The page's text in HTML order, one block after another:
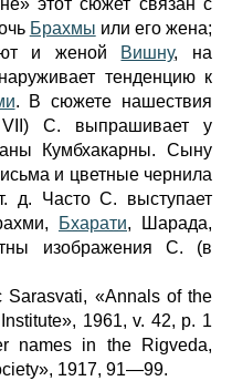
этот сюжет связан с
Брахмы или его жена;
и женой Вишну, на
тенденцию к
. В сюжете нашествия
С. выпрашивает у
Кумбхакарны. Сыну
и цветные чернила
д. Часто С. выступает
Бхарати, Шарада,
изображения С. (в
«Annals of the
1961, v. 42, p. 1
names in the Rigveda,
1917, 91—99.